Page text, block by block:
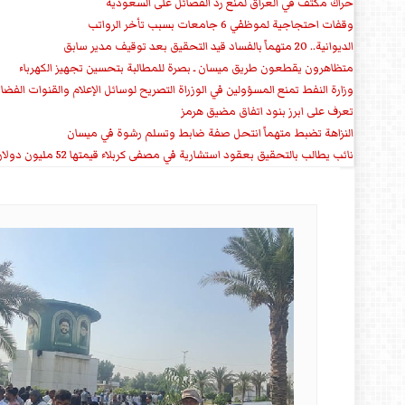
وقفات احتجاجية لموظفي 6 جامعات بسبب تأخر الرواتب
الديوانية.. 20 متهماً بالفساد قيد التحقيق بعد توقيف مدير سابق
متظاهرون يقطعون طريق ميسان ـ بصرة للمطالبة بتحسين تجهيز الكهرباء
وزارة النفط تمنع المسؤولين في الوزراة التصريح لوسائل الإعلام والقنوات
تعرف على ابرز بنود اتفاق مضيق هرمز
النزاهة تضبط متهماً انتحل صفة ضابط وتسلم رشوة في ميسان
نائب يطالب بالتحقيق بعقود استشارية في مصفى كربلاء قيمتها 52 مليون دولار سنوياً